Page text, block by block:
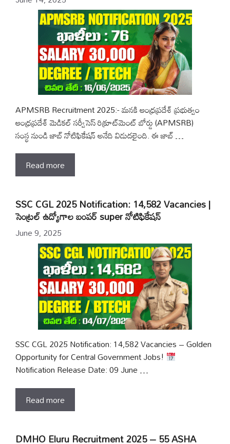
APMSRB Recruitment 2025:- మనకి ఆంధ్రప్రదేశ్ ప్రభుత్వం
ఆంధ్రప్రదేశ్ మెడికల్ సర్వీసెస్ రిక్రూట్‌మెంట్ బోర్డు (APMSRB)
సంస్థ నుండి జాబ్ నోటిఫికేషన్ అనేది విడుదలైంది. ఈ జాబ్ …
Read more
SSC CGL 2025 Notification: 14,582 Vacancies |
సెంట్రల్ ఉద్యోగాల బంపర్ super నోటిఫికేషన్
June 9, 2025
SSC CGL 2025 Notification: 14,582 Vacancies – Golden
Opportunity for Central Government Jobs!
Notification Release Date: 09 June …
Read more
DMHO Eluru Recruitment 2025 – 55 ASHA